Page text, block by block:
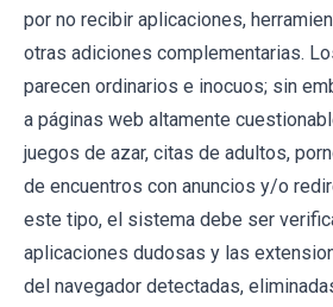
por no recibir aplicaciones,
otras adiciones complementarias.
parecen ordinarios e inocuos; sin
a páginas web altamente
juegos de azar, citas de adultos,
de encuentros con anuncios y/o
este tipo, el sistema debe ser
aplicaciones dudosas y las
del navegador detectadas,